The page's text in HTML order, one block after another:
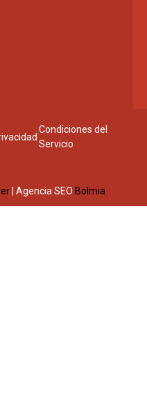
Condiciones del
Servicio
| Agencia SEO Bolmia